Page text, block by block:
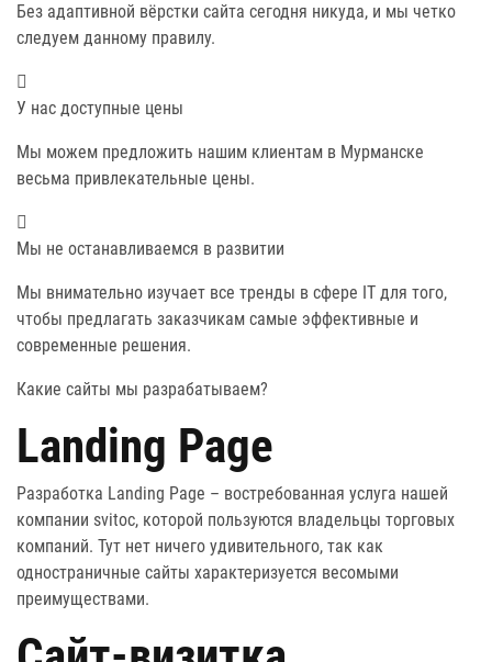
Без адаптивной вёрстки сайта сегодня никуда, и мы четко
следуем данному правилу.
У нас доступные цены
Мы можем предложить нашим клиентам в Мурманске
весьма привлекательные цены.
Мы не останавливаемся в развитии
Мы внимательно изучает все тренды в сфере IT для того,
чтобы предлагать заказчикам самые эффективные и
современные решения.
Какие сайты мы разрабатываем?
Landing Page
Разработка Landing Page – востребованная услуга нашей
компании svitoc, которой пользуются владельцы торговых
компаний. Тут нет ничего удивительного, так как
одностраничные сайты характеризуется весомыми
преимуществами.